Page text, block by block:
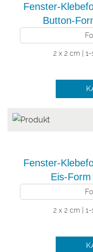
Fenster-
Button-
2 x 2 cm |
Fenster-
Eis-
2 x 2 cm |